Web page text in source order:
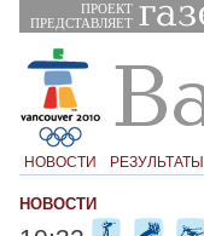
ПРОЕКТ
ПРЕДСТАВЛЯЕТ
НОВОСТИ РЕЗУЛЬТАТЫ
НОВОСТИ